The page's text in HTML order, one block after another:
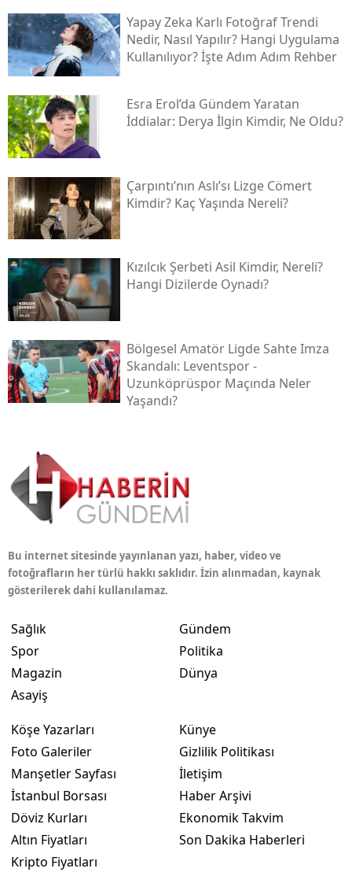
Yapay Zeka Karlı Fotoğraf Trendi
Nedir, Nasıl Yapılır? Hangi Uygulama
Kullanılıyor? İşte Adım Adım Rehber
Esra Erol’da Gündem Yaratan
İddialar: Derya İlgin Kimdir, Ne Oldu?
Çarpıntı’nın Aslı’sı Lizge Cömert
Kimdir? Kaç Yaşında Nereli?
Kızılcık Şerbeti Asil Kimdir, Nereli?
Hangi Dizilerde Oynadı?
Bölgesel Amatör Ligde Sahte Imza
Skandalı: Leventspor -
Uzunköprüspor Maçında Neler
Yaşandı?
Bu internet sitesinde yayınlanan yazı, haber, video ve
fotoğrafların her türlü hakkı saklıdır. İzin alınmadan, kaynak
gösterilerek dahi kullanılamaz.
Sağlık
Spor
Magazin
Asayiş
Gündem
Politika
Dünya
Köşe Yazarları
Foto Galeriler
Manşetler Sayfası
İstanbul Borsası
Döviz Kurları
Altın Fiyatları
Kripto Fiyatları
Künye
Gizlilik Politikası
İletişim
Haber Arşivi
Ekonomik Takvim
Son Dakika Haberleri